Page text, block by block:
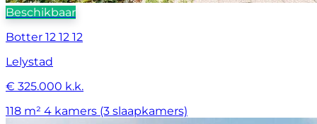
Beschikbaar
Botter 12 12 12
Lelystad
€ 325.000 k.k.
118 m² 4 kamers (3 slaapkamers)